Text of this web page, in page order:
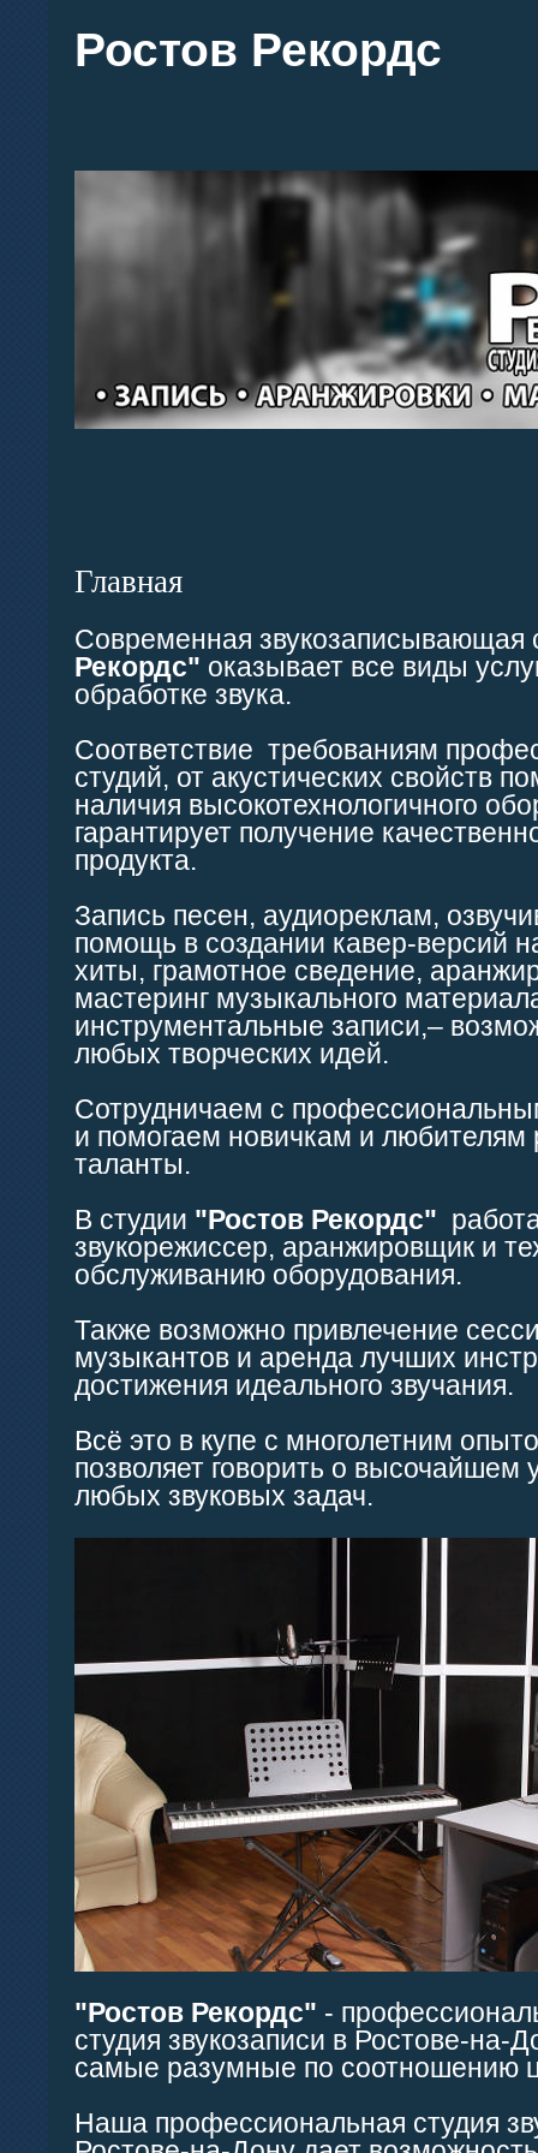
Ростов Рекордс
Главная
Современная звукозаписывающая
Рекордс" оказывает все виды
обработке звука.
Соответствие требованиям
студий, от акустических свойств
наличия высокотехнологичного
гарантирует получение
продукта.
Запись песен, аудиореклам,
помощь в создании кавер-версий
хиты, грамотное сведение,
мастеринг музыкального
инструментальные записи,–
любых творческих идей.
Сотрудничаем с
и помогаем новичкам и любителям
таланты.
В студии "Ростов Рекордс"
звукорежиссер, аранжировщик и
обслуживанию оборудования.
Также возможно привлечение
музыкантов и аренда лучших
достижения идеального звучания.
Всё это в купе с многолетним
позволяет говорить о высочайшем
любых звуковых задач.
"Ростов Рекордс" -
студия звукозаписи в Ростове-на-
самые разумные по соотношению
Наша профессиональная студия